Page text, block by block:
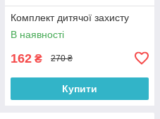
Комплект дитячої захисту
В наявності
162 ₴ 270 ₴
Купити